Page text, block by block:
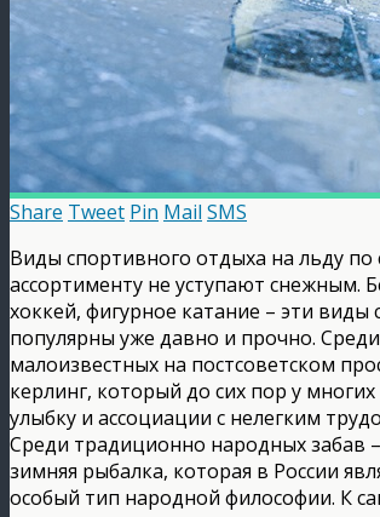
Share Tweet Pin Mail SMS
Виды спортивного отдыха на льду по
ассортименту не уступают снежным.
хоккей, фигурное катание – эти виды
популярны уже давно и прочно.
малоизвестных на постсоветском
керлинг, который до сих пор у
улыбку и ассоциации с нелегким
Среди традиционно народных забав
зимняя рыбалка, которая в России
особый тип народной философии. К